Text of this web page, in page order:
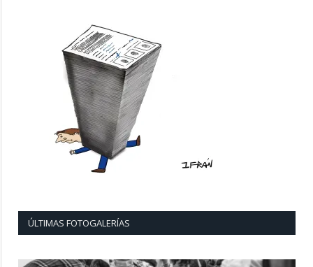
ÚLTIMAS FOTOGALERÍAS